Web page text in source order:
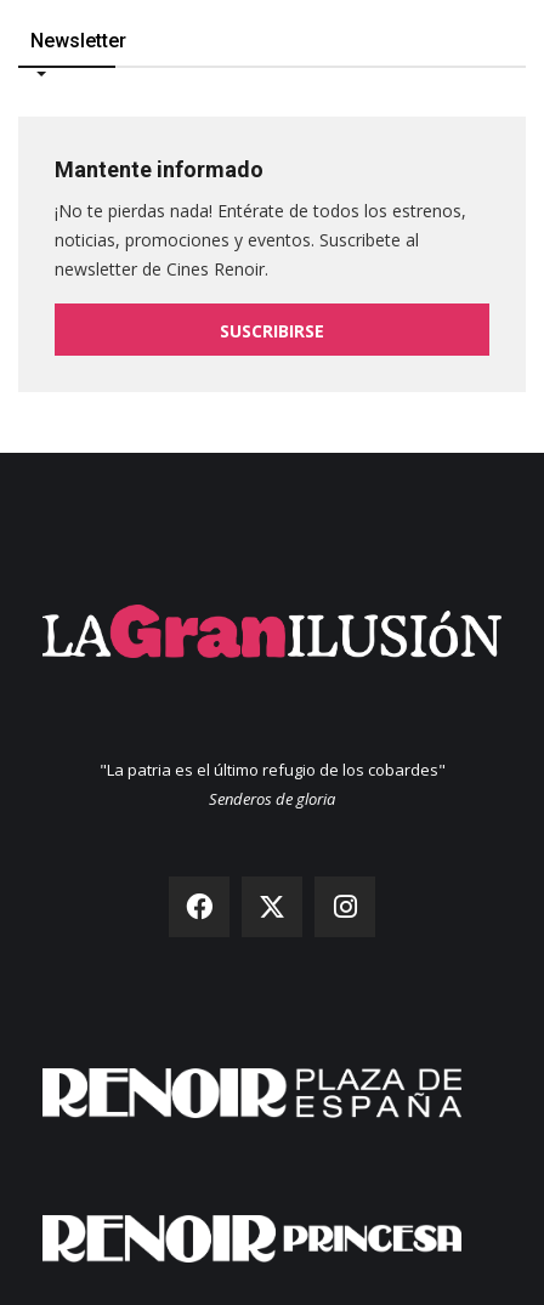
Newsletter
Mantente informado
¡No te pierdas nada! Entérate de todos los estrenos,
noticias, promociones y eventos. Suscribete al
newsletter de Cines Renoir.
SUSCRIBIRSE
"La patria es el último refugio de los cobardes"
Senderos de gloria